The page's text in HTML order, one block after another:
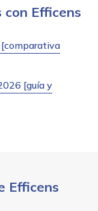
Efficens
[comparativa
[guía y
Efficens